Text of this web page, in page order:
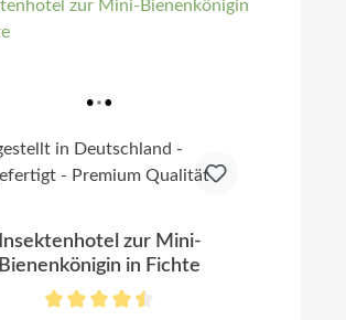
Insektenhotel zur Mini-
Bienenkönigin in Fichte